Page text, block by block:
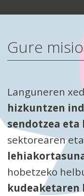
Gure
Languneren
hizkuntzen
sendotzea eta
sektorearen eta
hobetzeko